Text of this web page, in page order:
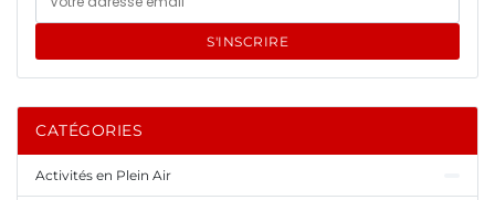
S'INSCRIRE
CATÉGORIES
Activités en Plein Air